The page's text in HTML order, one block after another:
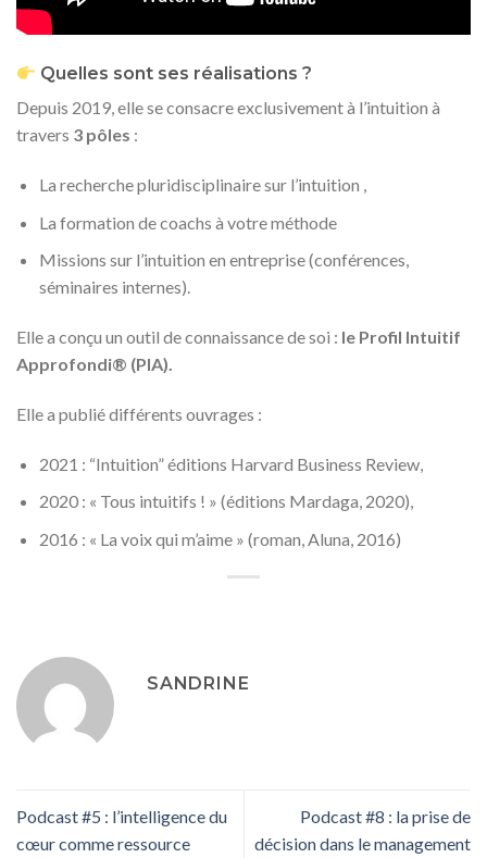
Quelles sont ses réalisations ?
Depuis 2019, elle se consacre exclusivement à l’intuition à
travers 3 pôles :
La recherche pluridisciplinaire sur l’intuition ,
La formation de coachs à votre méthode
Missions sur l’intuition en entreprise (conférences,
séminaires internes).
Elle a conçu un outil de connaissance de soi : le Profil Intuitif
Approfondi® (PIA).
Elle a publié différents ouvrages :
2021 : “Intuition” éditions Harvard Business Review,
2020 : « Tous intuitifs ! » (éditions Mardaga, 2020),
2016 : « La voix qui m’aime » (roman, Aluna, 2016)
SANDRINE
Podcast #5 : l’intelligence du
cœur comme ressource
Podcast #8 : la prise de
décision dans le management